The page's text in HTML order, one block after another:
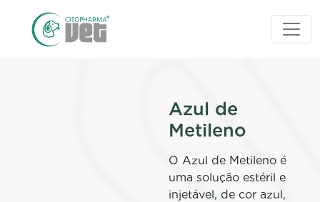
Azul de
Metileno
O Azul de Metileno é
uma solução estéril e
injetável, de cor azul,